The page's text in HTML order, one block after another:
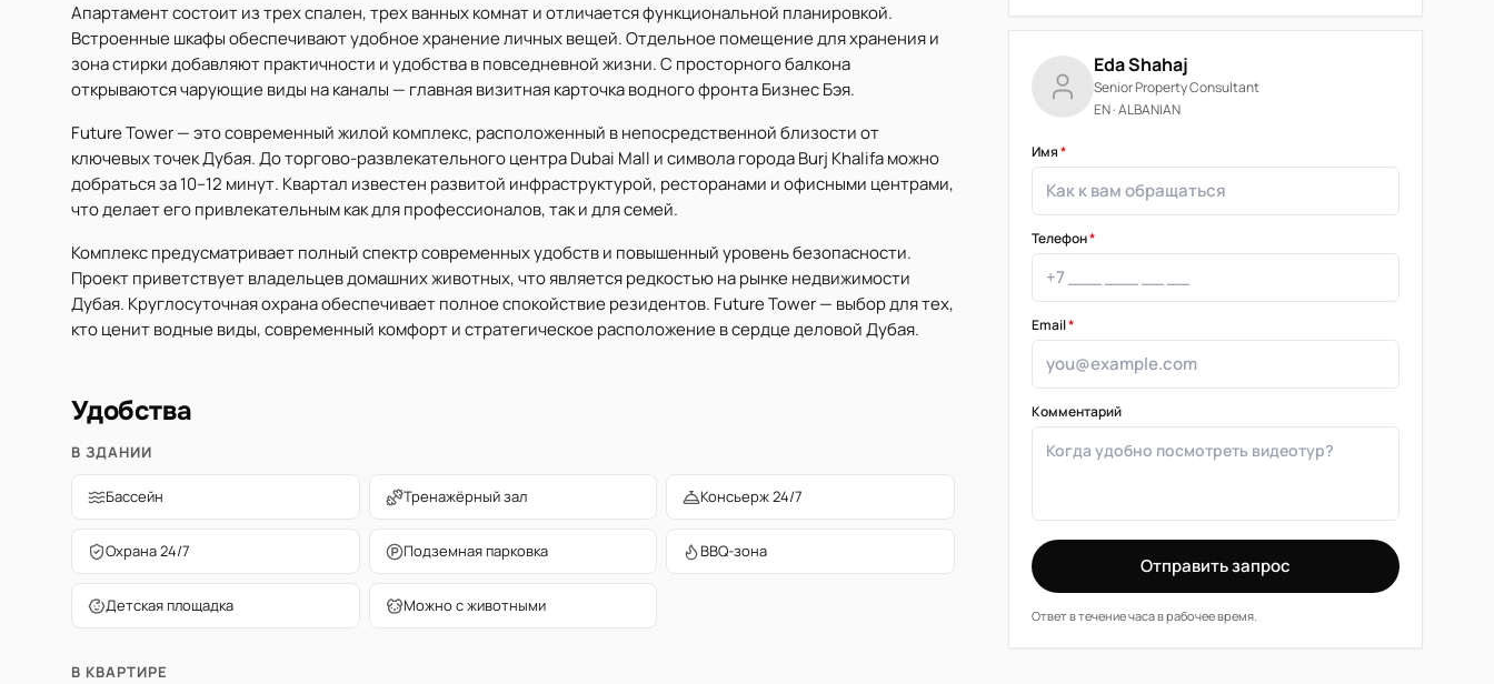
Апартамент состоит из трех спален, трех ванных комнат и отличается функциональной планировкой.
Встроенные шкафы обеспечивают удобное хранение личных вещей. Отдельное помещение для хранения и
зона стирки добавляют практичности и удобства в повседневной жизни. С просторного балкона
открываются чарующие виды на каналы — главная визитная карточка водного фронта Бизнес Бэя.
Future Tower — это современный жилой комплекс, расположенный в непосредственной близости от
ключевых точек Дубая. До торгово-развлекательного центра Dubai Mall и символа города Burj Khalifa можно
добраться за 10–12 минут. Квартал известен развитой инфраструктурой, ресторанами и офисными центрами,
что делает его привлекательным как для профессионалов, так и для семей.
Комплекс предусматривает полный спектр современных удобств и повышенный уровень безопасности.
Проект приветствует владельцев домашних животных, что является редкостью на рынке недвижимости
Дубая. Круглосуточная охрана обеспечивает полное спокойствие резидентов. Future Tower — выбор для тех,
кто ценит водные виды, современный комфорт и стратегическое расположение в сердце деловой Дубая.
Удобства
В ЗДАНИИ
Бассейн Тренажёрный зал Консьерж 24/7
Охрана 24/7 Подземная парковка BBQ-зона
Детская площадка Можно с животными
В КВАРТИРЕ
Eda Shahaj
Senior Property Consultant
EN · ALBANIAN
Имя*
Телефон*
Email*
Комментарий
Отправить запрос
Ответ в течение часа в рабочее время.